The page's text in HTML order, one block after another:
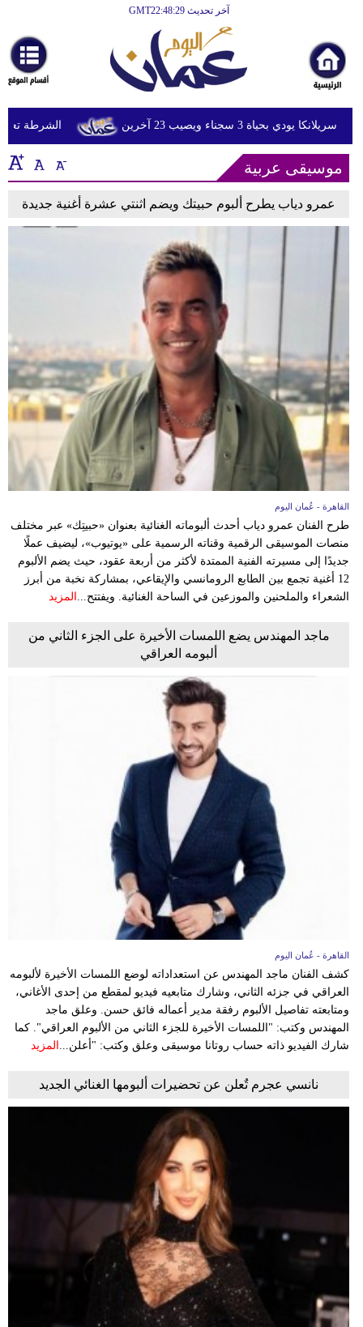
آخر تحديث GMT22:48:29
أخبارعاجلة
رياضة
ثقافة
إقتصاد
سياحة
وسفر
ديكور
أخبار
إعلام
مرأة
علوم
وتكنولوجيا
بيئة
الشرطة تعتقل بحياة 3 سجناء ويصيب 23 آخرين
موسيقى عربية
عمرو دياب يطرح ألبوم حبيتك ويضم اثنتي عشرة أغنية جديدة
القاهرة - عُمان اليوم
طرح الفنان عمرو دياب أحدث ألبوماته الغنائية بعنوان «حبيتِك» عبر مختلف
منصات الموسيقى الرقمية وقناته الرسمية على «يوتيوب»، ليضيف عملًا
جديدًا إلى مسيرته الفنية الممتدة لأكثر من أربعة عقود، حيث يضم الألبوم
12 أغنية تجمع بين الطابع الرومانسي والإيقاعي، بمشاركة نخبة من أبرز
الشعراء والملحنين والموزعين في الساحة الغنائية. ويفتتح... المزيد
ماجد المهندس يضع اللمسات الأخيرة على الجزء الثاني من
ألبومه العراقي
القاهرة - عُمان اليوم
كشف الفنان ماجد المهندس عن استعداداته لوضع اللمسات الأخيرة لألبومه
العراقي في جزئه الثاني، وشارك متابعيه فيديو لمقطع من إحدى الأغاني،
ومتابعته تفاصيل الألبوم رفقة مدير أعماله فائق حسن. وعلق ماجد
المهندس وكتب: "اللمسات الأخيرة للجزء الثاني من الألبوم العراقي". كما
شارك الفيديو ذاته حساب روتانا موسيقى وعلق وكتب: "أعلن... المزيد
نانسي عجرم تٌعلن عن تحضيرات ألبومها الغنائي الجديد